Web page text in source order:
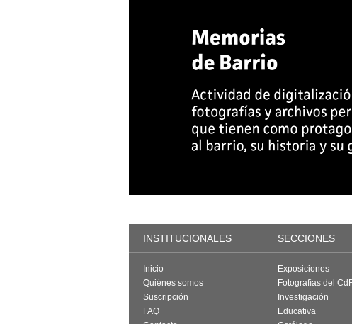
INSTITUCIONALES SECCIONES
Inicio
Quiénes somos
Suscripción
FAQ
Exposiciones
Fotografías del
Investigación
Educativa